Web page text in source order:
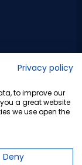
Privacy policy
to improve our
a great website
we use open the
Deny